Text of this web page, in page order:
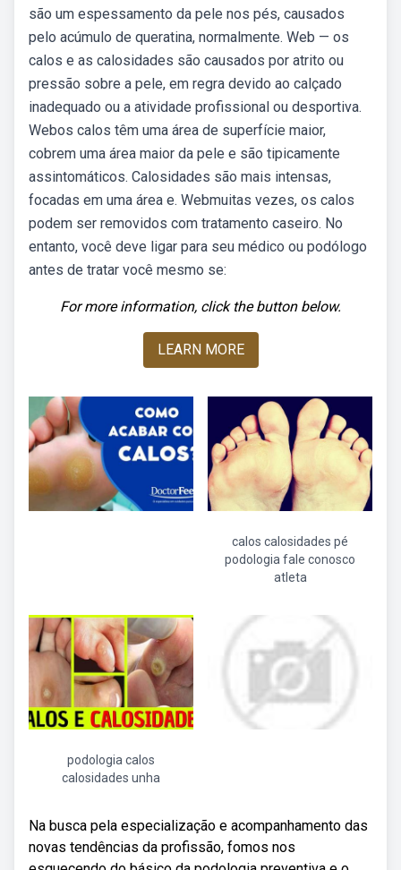
são um espessamento da pele nos pés, causados
pelo acúmulo de queratina, normalmente. Web — os
calos e as calosidades são causados por atrito ou
pressão sobre a pele, em regra devido ao calçado
inadequado ou a atividade profissional ou desportiva.
Webos calos têm uma área de superfície maior,
cobrem uma área maior da pele e são tipicamente
assintomáticos. Calosidades são mais intensas,
focadas em uma área e. Webmuitas vezes, os calos
podem ser removidos com tratamento caseiro. No
entanto, você deve ligar para seu médico ou podólogo
antes de tratar você mesmo se:
For more information, click the button below.
LEARN MORE
calos calosidades pé
podologia fale conosco
atleta
podologia calos
calosidades unha
Na busca pela especialização e acompanhamento das
novas tendências da profissão, fomos nos